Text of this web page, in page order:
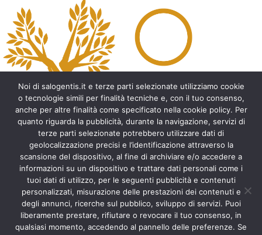
A
l
t
e
r
n
a
i
v
e
:
Archeologia del Salento
Cripte e ambienti rupestri del Salento
Leggende del Salento
Tradizioni e folklore del Salento
Arte del Salento
Personaggi illustri del Salento
Aneddoti e curiosità sul Salento
Libri del Salento
Noi di salogentis.it e terze parti selezionate utilizziamo cookie
o tecnologie simili per finalità tecniche e, con il tuo consenso,
anche per altre finalità come specificato nella cookie policy. Per
quanto riguarda la pubblicità, durante la navigazione, servizi di
terze parti selezionate potrebbero utilizzare dati di
geolocalizzazione precisi e l’identificazione attraverso la
scansione del dispositivo, al fine di archiviare e/o accedere a
informazioni su un dispositivo e trattare dati personali come i
tuoi dati di utilizzo, per le seguenti pubblicità e contenuti
personalizzati, misurazione delle prestazioni dei contenuti e
degli annunci, ricerche sul pubblico, sviluppo di servizi. Puoi
liberamente prestare, rifiutare o revocare il tuo consenso, in
qualsiasi momento, accedendo al pannello delle preferenze. Se